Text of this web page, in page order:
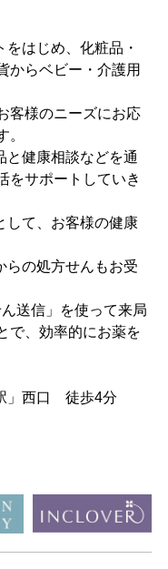
はじめ、化粧品・
からベビー・介護用
客様のニーズにお応
。
と健康相談などを通
をサポートしていき
して、お客様の健康
らの処方せんもお受
送信」を使って来局
で、効率的にお薬を
」西口 徒歩4分